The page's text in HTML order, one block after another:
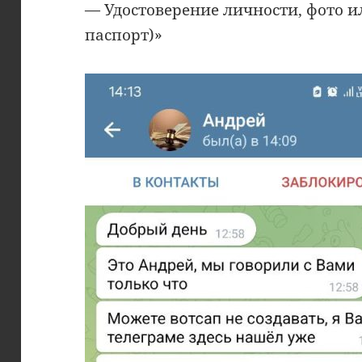
— Удостоверение личности, фото
паспорт)»